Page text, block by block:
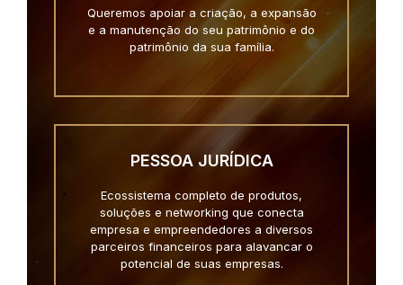
Queremos apoiar a criação, a expansão
e a manutenção do seu patrimônio e do
patrimônio da sua família.
PESSOA JURÍDICA
Ecossistema completo de produtos,
soluções e networking que conecta
empresa e empreendedores a diversos
parceiros financeiros para alavancar o
potencial de suas empresas.